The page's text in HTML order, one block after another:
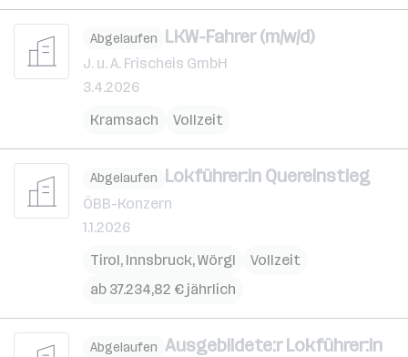
Abgelaufen LKW-Fahrer (m/w/d)
J. u. A. Frischeis GmbH
3.4.2026
Kramsach
Vollzeit
Abgelaufen Lokführer:in Quereinstieg
ÖBB-Konzern
1.1.2026
Tirol, Innsbruck,Wörgl
Vollzeit
ab 37.234,82 € jährlich
Abgelaufen Ausgebildete:r Lokführer:in